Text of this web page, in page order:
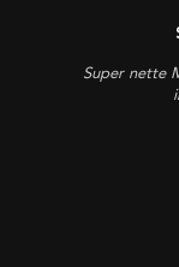
Super nette